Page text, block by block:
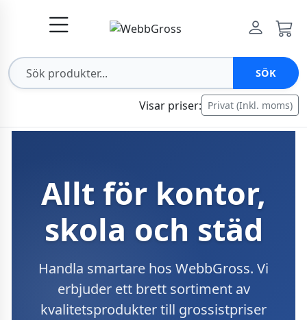
SÖK
Visar priser: Privat (Inkl. moms)
Allt för kontor,
skola och städ
Handla smartare hos WebbGross. Vi
erbjuder ett brett sortiment av
kvalitetsprodukter till grossistpriser